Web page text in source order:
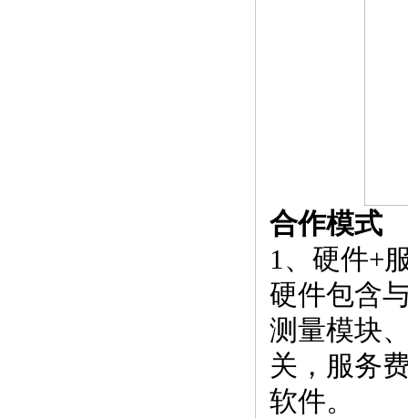
合作模式
1、硬件+
硬件包含
测量模块
关，服务
软件。